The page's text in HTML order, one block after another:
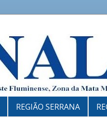
REGIÃO SERRANA